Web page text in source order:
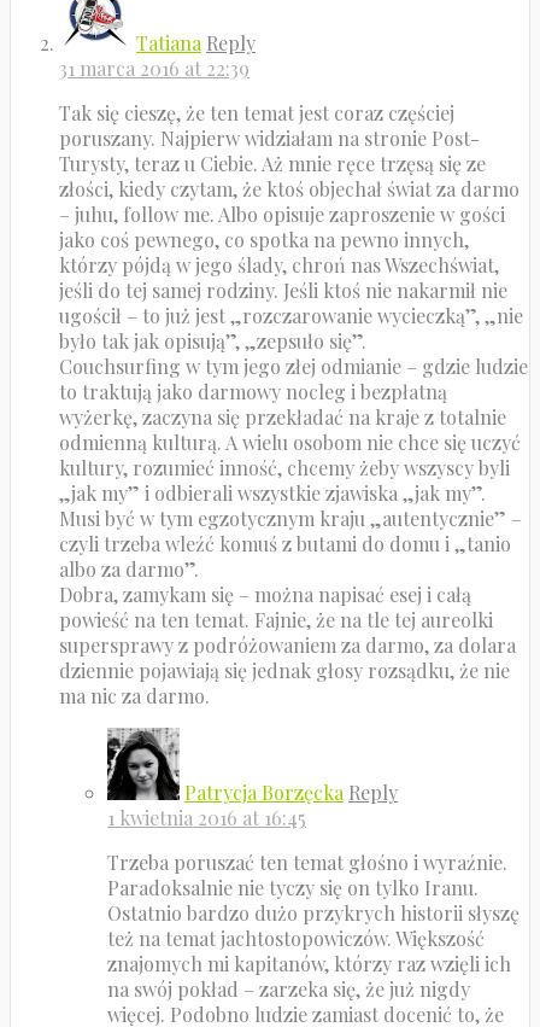
Tatiana Reply
31 marca 2016 at 22:39
Tak się cieszę, że ten temat jest coraz częściej
poruszany. Najpierw widziałam na stronie Post-
Turysty, teraz u Ciebie. Aż mnie ręce trzęsą się ze
złości, kiedy czytam, że ktoś objechał świat za darmo
– juhu, follow me. Albo opisuje zaproszenie w gości
jako coś pewnego, co spotka na pewno innych,
którzy pójdą w jego ślady, chroń nas Wszechświat,
jeśli do tej samej rodziny. Jeśli ktoś nie nakarmił nie
ugościł – to już jest „rozczarowanie wycieczką”, „nie
było tak jak opisują”, „zepsuło się”.
Couchsurfing w tym jego złej odmianie – gdzie ludzie
to traktują jako darmowy nocleg i bezpłatną
wyżerkę, zaczyna się przekładać na kraje z totalnie
odmienną kulturą. A wielu osobom nie chce się uczyć
kultury, rozumieć inność, chcemy żeby wszyscy byli
„jak my” i odbierali wszystkie zjawiska „jak my”.
Musi być w tym egzotycznym kraju „autentycznie” –
czyli trzeba wleźć komuś z butami do domu i „tanio
albo za darmo”.
Dobra, zamykam się – można napisać esej i całą
powieść na ten temat. Fajnie, że na tle tej aureolki
supersprawy z podróżowaniem za darmo, za dolara
dziennie pojawiają się jednak głosy rozsądku, że nie
ma nic za darmo.
Patrycja Borzęcka Reply
1 kwietnia 2016 at 16:45
Trzeba poruszać ten temat głośno i wyraźnie.
Paradoksalnie nie tyczy się on tylko Iranu.
Ostatnio bardzo dużo przykrych historii słyszę
też na temat jachtostopowiczów. Większość
znajomych mi kapitanów, którzy raz wzięli ich
na swój pokład – zarzeka się, że już nigdy
więcej. Podobno ludzie zamiast docenić to, że